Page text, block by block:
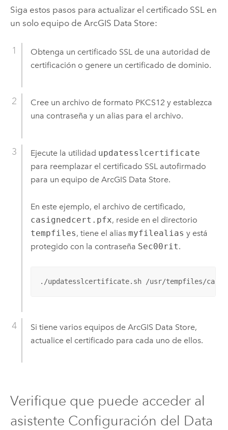
Siga estos pasos para actualizar el certificado SSL en
un solo equipo de ArcGIS Data Store:
Obtenga un certificado SSL de una autoridad de
certificación o genere un certificado de dominio.
Cree un archivo de formato PKCS12 y establezca
una contraseña y un alias para el archivo.
Ejecute la utilidad updatesslcertificate
para reemplazar el certificado SSL autofirmado
para un equipo de ArcGIS Data Store.
En este ejemplo, el archivo de certificado,
casignedcert.pfx, reside en el directorio
tempfiles, tiene el alias myfilealias y está
protegido con la contraseña Sec00rit.
./updatesslcertificate.sh /usr/tempfiles/
Si tiene varios equipos de ArcGIS Data Store,
actualice el certificado para cada uno de ellos.
Verifique que puede acceder al
asistente Configuración del Data